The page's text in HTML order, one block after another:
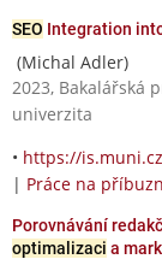
SEO Integration
(Michal Adler)
2023, Bakalářská
univerzita
• https://
| Práce na
Porovnávání
optimalizaci a